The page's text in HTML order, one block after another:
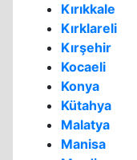
Kırıkkale
Kırklareli
Kırşehir
Kocaeli
Konya
Kütahya
Malatya
Manisa